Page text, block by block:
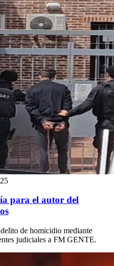
para el autor del
de homicidio mediante
judiciales a FM GENTE.